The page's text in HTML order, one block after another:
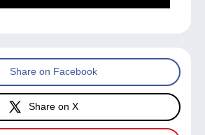
Share on Facebook
Share on X